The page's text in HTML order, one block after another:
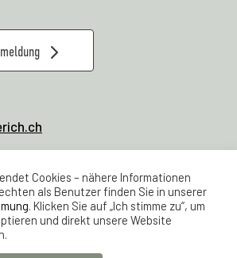
21 23
24
Cookies – nähere Informationen
als Benutzer finden Sie in unserer
. Klicken Sie auf „Ich stimme zu“, um
und direkt unsere Website